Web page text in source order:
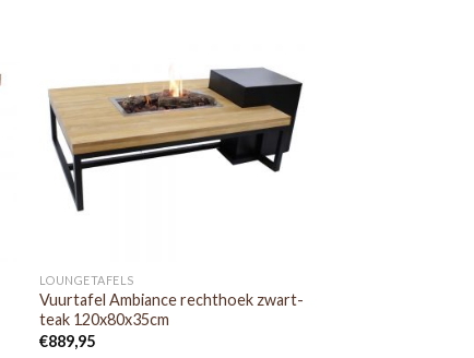
LOUNGETAFELS
Vuurtafel Ambiance rechthoek zwart-
teak 120x80x35cm
€889,95